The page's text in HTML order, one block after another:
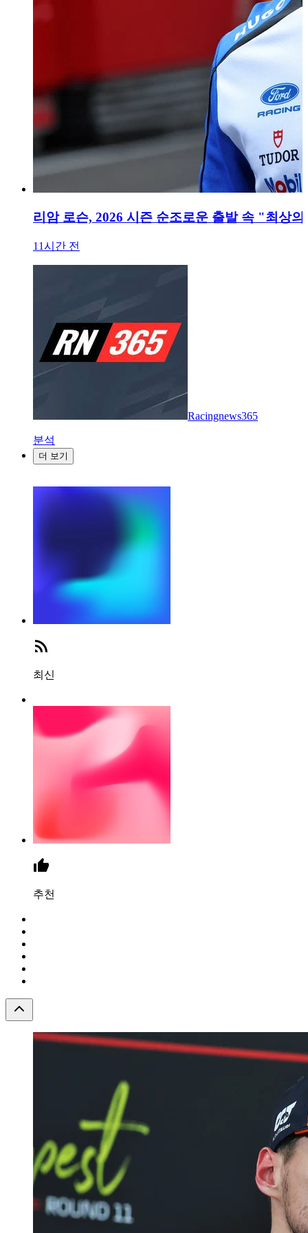
리암 로슨, 2026 시즌 순조로운 출발 속 "최상
11시간 전
Racingnews365
분석
더 보기
최신
추천